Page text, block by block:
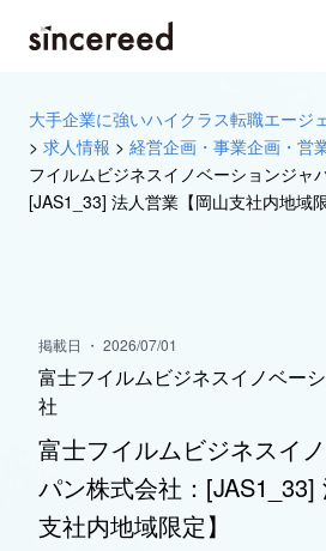
大手企業に強いハイクラス転職エージ
> 求人情報 > 経営企画・事業企画・営
フイルムビジネスイノベーションジャ
[JAS1_33] 法人営業【岡山支社内地域限
掲載日 ・ 2026/07/01
富士フイルムビジネスイノベー
社
富士フイルムビジネスイ
パン株式会社：[JAS1_33]
支社内地域限定】